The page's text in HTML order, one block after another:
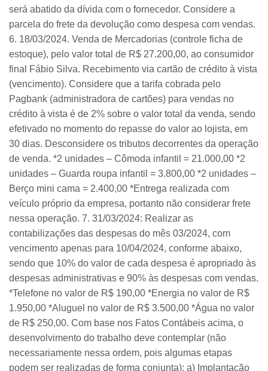
será abatido da dívida com o fornecedor. Considere a
parcela do frete da devolução como despesa com vendas.
6. 18/03/2024. Venda de Mercadorias (controle ficha de
estoque), pelo valor total de R$ 27.200,00, ao consumidor
final Fábio Silva. Recebimento via cartão de crédito à vista
(vencimento). Considere que a tarifa cobrada pelo
Pagbank (administradora de cartões) para vendas no
crédito à vista é de 2% sobre o valor total da venda, sendo
efetivado no momento do repasse do valor ao lojista, em
30 dias. Desconsidere os tributos decorrentes da operação
de venda. *2 unidades – Cômoda infantil = 21.000,00 *2
unidades – Guarda roupa infantil = 3.800,00 *2 unidades –
Berço mini cama = 2.400,00 *Entrega realizada com
veículo próprio da empresa, portanto não considerar frete
nessa operação. 7. 31/03/2024: Realizar as
contabilizações das despesas do mês 03/2024, com
vencimento apenas para 10/04/2024, conforme abaixo,
sendo que 10% do valor de cada despesa é apropriado às
despesas administrativas e 90% às despesas com vendas.
*Telefone no valor de R$ 190,00 *Energia no valor de R$
1.950,00 *Aluguel no valor de R$ 3.500,00 *Água no valor
de R$ 250,00. Com base nos Fatos Contábeis acima, o
desenvolvimento do trabalho deve contemplar (não
necessariamente nessa ordem, pois algumas etapas
podem ser realizadas de forma conjunta): a) Implantação